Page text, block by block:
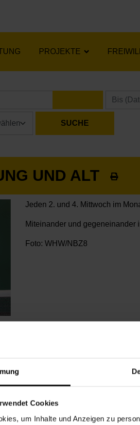
Cookies
um Inhalte und Anzeigen zu
PROJEKTE
KALENDER
UND ALT
Jeden 2. und 4. Mittwoch im
Miteinander und gegeneinander
Foto: WHW/NBZ8
06